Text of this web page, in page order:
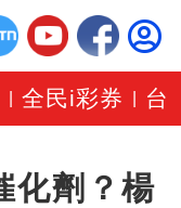
|全民i彩券 台
化劑？楊